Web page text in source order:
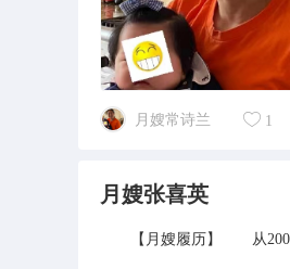
月嫂常诗兰 1
月嫂张喜英
【月嫂履历】 从2001年